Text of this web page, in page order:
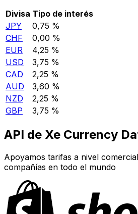
Divisa Tipo de interés
JPY
0,75 %
CHF
0,00 %
EUR
4,25 %
USD
3,75 %
CAD
2,25 %
AUD
3,60 %
NZD
2,25 %
GBP
3,75 %
API de Xe Currency
Apoyamos tarifas a nivel
compañías en todo el mundo